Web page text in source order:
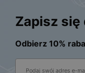
Zapisz
Odbierz 10%